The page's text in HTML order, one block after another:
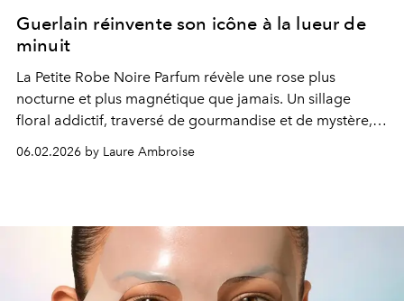
Guerlain réinvente son icône à la lueur de
minuit
La Petite Robe Noire Parfum révèle une rose plus
nocturne et plus magnétique que jamais. Un sillage
floral addictif, traversé de gourmandise et de mystère,
06.02.2026 by Laure Ambroise